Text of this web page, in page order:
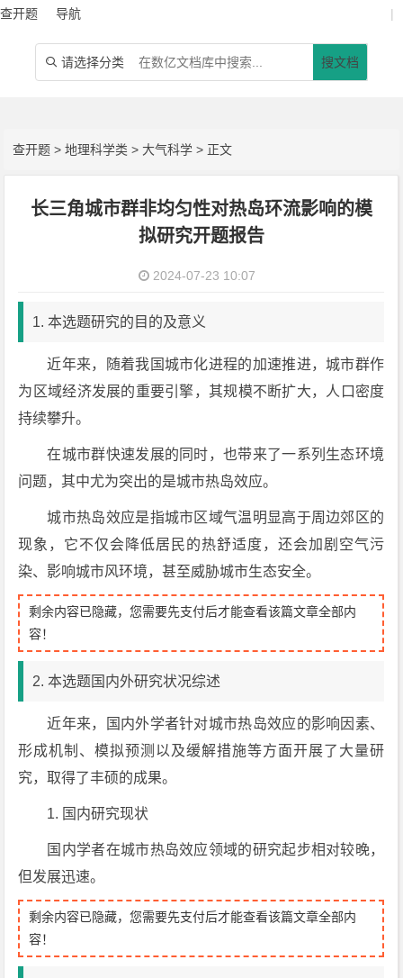
查开题 导航 |
 请选择分类 搜文档
查开题 >地理科学类 >大气科学 > 正文
长三角城市群非均匀性对热岛环流影响的模
拟研究开题报告
2024-07-23 10:07
1. 本选题研究的目的及意义
近年来，随着我国城市化进程的加速推进，城市群作
为区域经济发展的重要引擎，其规模不断扩大，人口密度
持续攀升。
在城市群快速发展的同时，也带来了一系列生态环境
问题，其中尤为突出的是城市热岛效应。
城市热岛效应是指城市区域气温明显高于周边郊区的
现象，它不仅会降低居民的热舒适度，还会加剧空气污
染、影响城市风环境，甚至威胁城市生态安全。
剩余内容已隐藏，您需要先支付后才能查看该篇文章全部内
容！
2. 本选题国内外研究状况综述
近年来，国内外学者针对城市热岛效应的影响因素、
形成机制、模拟预测以及缓解措施等方面开展了大量研
究，取得了丰硕的成果。
1. 国内研究现状
国内学者在城市热岛效应领域的研究起步相对较晚，
但发展迅速。
剩余内容已隐藏，您需要先支付后才能查看该篇文章全部内
容！